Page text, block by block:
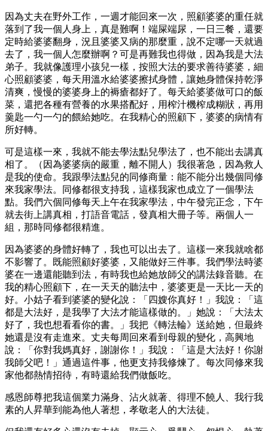
因為丈夫在野外工作，一週才能回來一次，照顧婆婆的重任就
落到了我一個人身上，真是難啊！端屎端尿，一日三餐，還要
定時給婆婆翻身，況且婆婆又病的那麼重，說不定哪一天就過
去了，我一個人怎麼辦啊？可是再難我也得做，因為我是大法
弟子。我就像護理小孩兒一樣，按照大法的要求善待婆婆，細
心照顧婆婆，每天用溫水給婆婆擦拭身體，讓她身體保持乾淨
清爽，慢慢的婆婆身上的褥瘡都好了。每天給婆婆做可口的飯
菜，還把各種有營養的水果搭配好，用榨汁機榨成糊狀，再用
羹匙一勺一勺的餵給她吃。在我精心的照顧下，婆婆的病情有
所好轉。
可是這樣一來，我就不能去學法點兒學法了，也不能出去講真
相了。（因為婆婆病的嚴重，離不開人）我很著急，因為救人
是我的使命。我跟學法點兒的同修商量：能不能分出幾個同修
來我家學法。同修都很支持我，這樣我家也成立了一個學法
點。我們六個同修每天上午在我家學法，中午發完正念，下午
就去街上講真相，打語音電話，發真相大冊子等。兩個人一
組，那時同修都很精進。
因為婆婆的身體好轉了，我也可以出去了。這樣一來我就啥都
不影響了。既能照顧好婆婆，又能做好三件事。我們學法時婆
婆在一邊還能聽到法，有時我也給她放師父的講法錄音聽。在
我的精心照顧下，在一天天的聽法中，婆婆更是一天比一天的
好。小姑子看到婆婆的變化說：「四嫂你真好！」我說：「這
都是大法好，是我學了大法才能這樣做的。」她說：「大法太
好了，我也想看看你的書。」我把《轉法輪》送給她，但最終
她還是沒有走進來。丈夫每周回來看到母親的變化，高興地
說：「你對我媽真好，謝謝你！」我說：「這是大法好！你謝
我師父吧！」通過這件事，他更支持我修煉了。每次同修來我
家他都熱情招待，有時還給我們做飯吃。
感恩師尊把我這個業力滿身、沾火就著、得理不饒人、我行我
素的人昇華到能為他人著想，孝敬老人的大法徒。